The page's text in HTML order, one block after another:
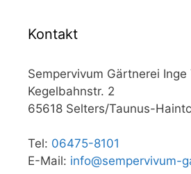
Kontakt
Sempervivum Gärtnerei Inge
Kegelbahnstr. 2
65618 Selters/Taunus-
Tel: 06475-8101
E-Mail: info@sempervivum-